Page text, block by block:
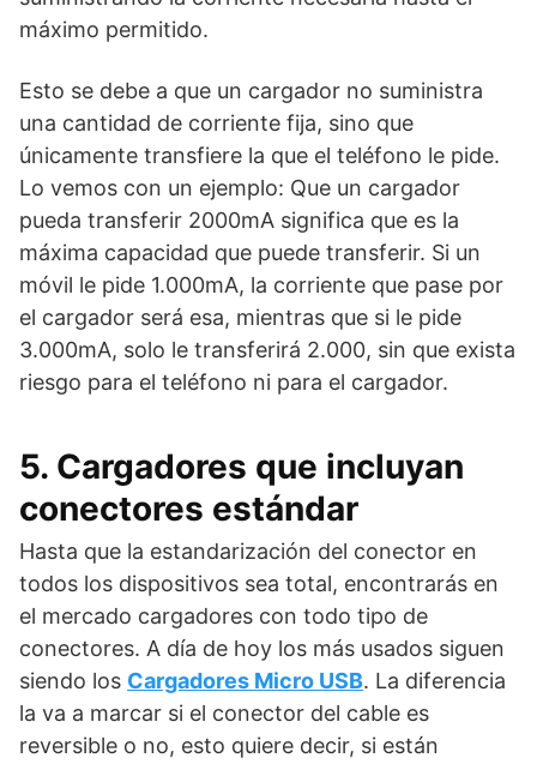
máximo permitido.
Esto se debe a que un cargador no suministra
una cantidad de corriente fija, sino que
únicamente transfiere la que el teléfono le pide.
Lo vemos con un ejemplo: Que un cargador
pueda transferir 2000mA significa que es la
máxima capacidad que puede transferir. Si un
móvil le pide 1.000mA, la corriente que pase por
el cargador será esa, mientras que si le pide
3.000mA, solo le transferirá 2.000, sin que exista
riesgo para el teléfono ni para el cargador.
5. Cargadores que incluyan
conectores estándar
Hasta que la estandarización del conector en
todos los dispositivos sea total, encontrarás en
el mercado cargadores con todo tipo de
conectores. A día de hoy los más usados siguen
siendo los Cargadores Micro USB. La diferencia
la va a marcar si el conector del cable es
reversible o no, esto quiere decir, si están